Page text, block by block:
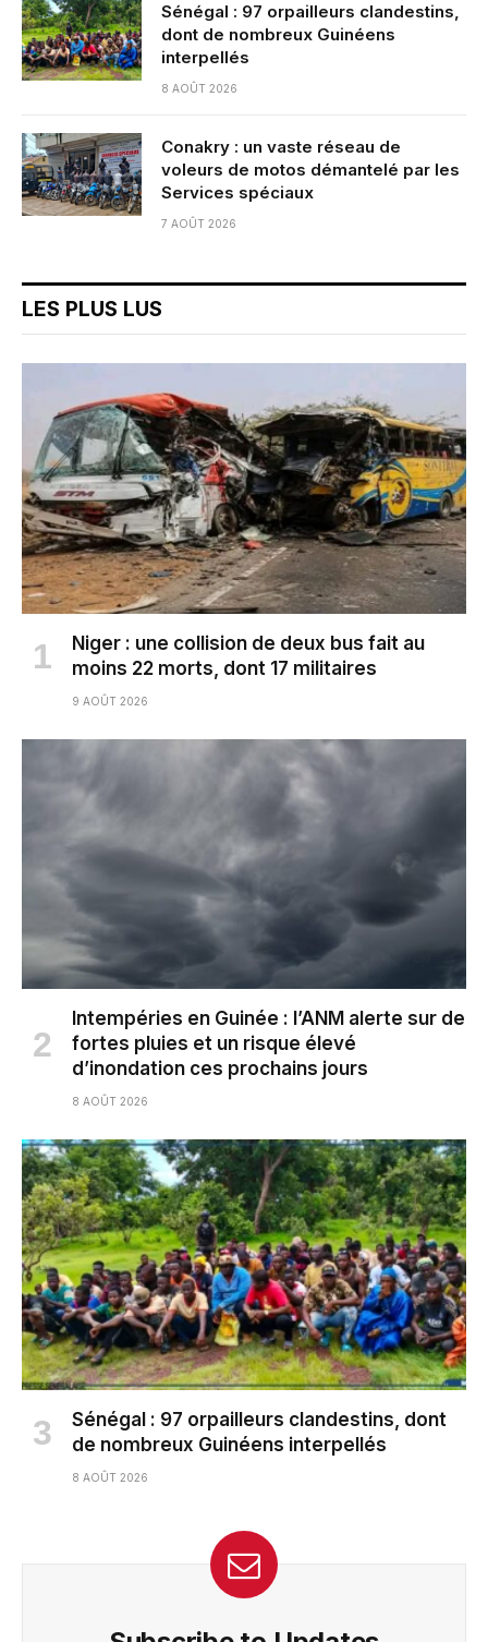
Sénégal : 97 orpailleurs clandestins,
dont de nombreux Guinéens
interpellés
8 AOÛT 2026
Conakry : un vaste réseau de
voleurs de motos démantelé par les
Services spéciaux
7 AOÛT 2026
LES PLUS LUS
Niger : une collision de deux bus fait au
moins 22 morts, dont 17 militaires
9 AOÛT 2026
Intempéries en Guinée : l’ANM alerte sur de
fortes pluies et un risque élevé
d’inondation ces prochains jours
8 AOÛT 2026
Sénégal : 97 orpailleurs clandestins, dont
de nombreux Guinéens interpellés
8 AOÛT 2026